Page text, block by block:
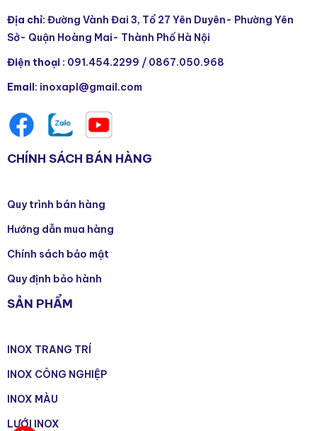
Địa chỉ: Đường Vành Đai 3, Tổ 27 Yên Duyên- Phường Yên
Sở- Quận Hoàng Mai- Thành Phố Hà Nội
Điện thoại : 091.454.2299 / 0867.050.968
Email: inoxapl@gmail.com
CHÍNH SÁCH BÁN HÀNG
Quy trình bán hàng
Hướng dẫn mua hàng
Chính sách bảo mật
Quy định bảo hành
SẢN PHẨM
INOX TRANG TRÍ
INOX CÔNG NGHIỆP
INOX MÀU
LƯỚI INOX